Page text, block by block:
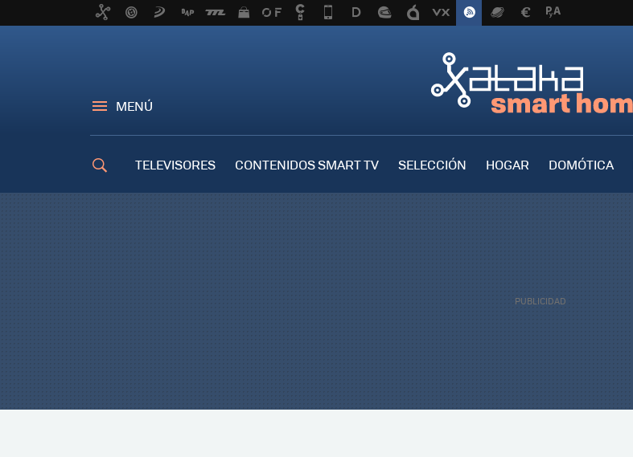
MENÚ
TELEVISORES CONTENIDOS SMART TV SELECCIÓN HOGAR DOMÓTICA